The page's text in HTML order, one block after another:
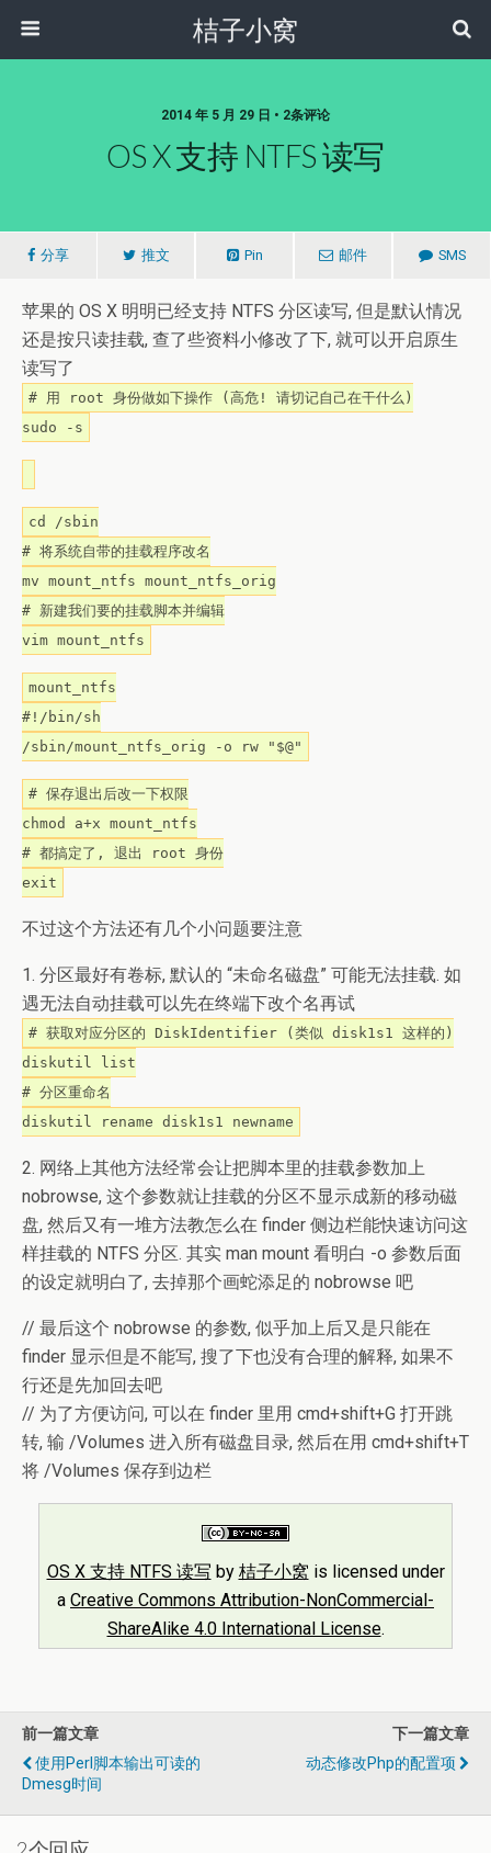
桔子小窝
2014 年 5 月 29 日 • 2条评论
OS X 支持 NTFS 读写
分享 推文 Pin 邮件 SMS
苹果的 OS X 明明已经支持 NTFS 分区读写, 但是默认情况
还是按只读挂载, 查了些资料小修改了下, 就可以开启原生
读写了
# 用 root 身份做如下操作 (高危! 请切记自己在干什么)
sudo -s
cd /sbin
# 将系统自带的挂载程序改名
mv mount_ntfs mount_ntfs_orig
# 新建我们要的挂载脚本并编辑
vim mount_ntfs
mount_ntfs
#!/bin/sh
/sbin/mount_ntfs_orig -o rw "$@"
# 保存退出后改一下权限
chmod a+x mount_ntfs
# 都搞定了, 退出 root 身份
exit
不过这个方法还有几个小问题要注意
1. 分区最好有卷标, 默认的 “未命名磁盘” 可能无法挂载. 如
遇无法自动挂载可以先在终端下改个名再试
# 获取对应分区的 DiskIdentifier (类似 disk1s1 这样的)
diskutil list
# 分区重命名
diskutil rename disk1s1 newname
2. 网络上其他方法经常会让把脚本里的挂载参数加上
nobrowse, 这个参数就让挂载的分区不显示成新的移动磁
盘, 然后又有一堆方法教怎么在 finder 侧边栏能快速访问这
样挂载的 NTFS 分区. 其实 man mount 看明白 -o 参数后面
的设定就明白了, 去掉那个画蛇添足的 nobrowse 吧
// 最后这个 nobrowse 的参数, 似乎加上后又是只能在
finder 显示但是不能写, 搜了下也没有合理的解释, 如果不
行还是先加回去吧
// 为了方便访问, 可以在 finder 里用 cmd+shift+G 打开跳
转, 输 /Volumes 进入所有磁盘目录, 然后在用 cmd+shift+T
将 /Volumes 保存到边栏
OS X 支持 NTFS 读写 by 桔子小窝 is licensed under
a Creative Commons Attribution-NonCommercial-
ShareAlike 4.0 International License.
前一篇文章
使用perl脚本输出可读的
Dmesg时间
下一篇文章
动态修改php的配置项